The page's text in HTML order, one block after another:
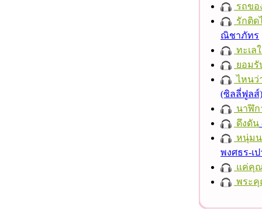
รถขอ
รักติด
ณิชาภัทร
ทะเล
ยอมรั
ไหนว่
(ซิลลี่ฟูลส์)
นาฬิก
ดึงดัน
หนุ่มน
พงศธร-เ
แค่คุ
พระ